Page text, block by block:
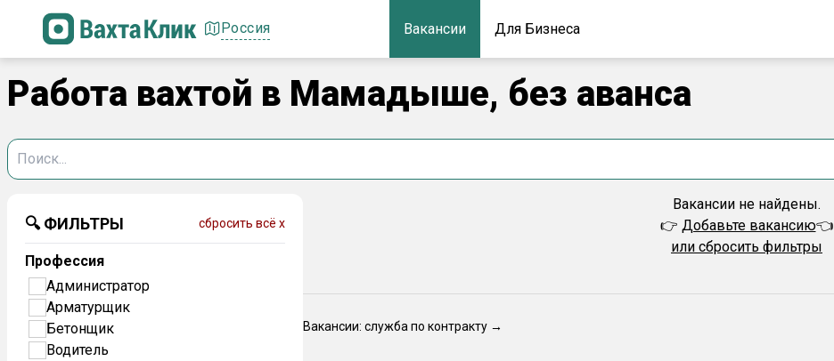
Россия Вакансии Для Бизнеса
Работа вахтой в Мамадыше, без аванса
🔍 ФИЛЬТРЫ сбросить всё x
Профессия
Администратор
Арматурщик
Бетонщик
Водитель
Вакансии не найдены.
👉 Добавьте вакансию👈
или сбросить фильтры
Вакансии: служба по контракту →